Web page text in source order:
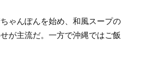
ゃんぽんを始め、和風スープの
が主流だ。一方で沖縄ではご飯